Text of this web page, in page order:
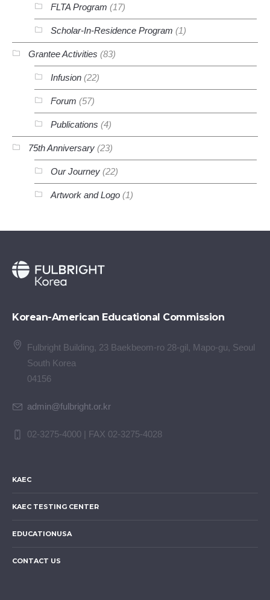
FLTA Program (17)
Scholar-In-Residence Program (1)
Grantee Activities (83)
Infusion (22)
Forum (57)
Publications (4)
75th Anniversary (23)
Our Journey (22)
Artwork and Logo (1)
Korean-American Educational Commission
Fulbright Building, 23 Baekbeom-ro 28-gil, Mapo-gu, Seoul
South Korea
04156
admin@fulbright.or.kr
02-3275-4000 | FAX 02-3275-4028
KAEC
KAEC TESTING CENTER
EDUCATIONUSA
CONTACT US